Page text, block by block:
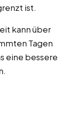
ist.
kann über
Tagen
eine bessere